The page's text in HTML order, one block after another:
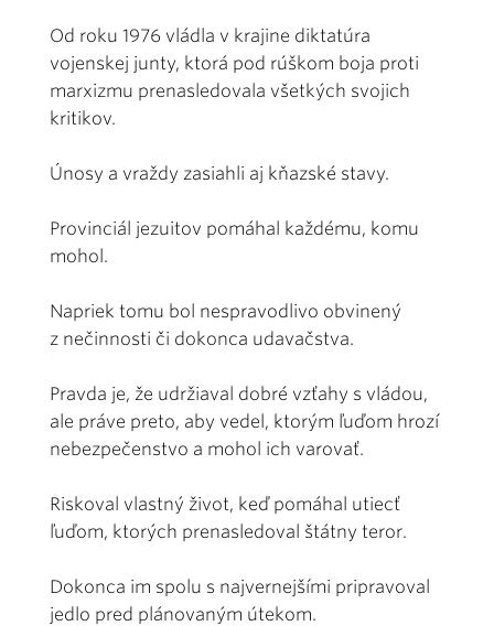
Od roku 1976 vládla v krajine diktatúra
vojenskej junty, ktorá pod rúškom boja proti
marxizmu prenasledovala všetkých svojich
kritikov.
Únosy a vraždy zasiahli aj kňazské stavy.
Provinciál jezuitov pomáhal každému, komu
mohol.
Napriek tomu bol nespravodlivo obvinený
z nečinnosti či dokonca udavačstva.
Pravda je, že udržiaval dobré vzťahy s vládou,
ale práve preto, aby vedel, ktorým ľuďom hrozí
nebezpečenstvo a mohol ich varovať.
Riskoval vlastný život, keď pomáhal utiecť
ľuďom, ktorých prenasledoval štátny teror.
Dokonca im spolu s najvernejšími pripravoval
jedlo pred plánovaným útekom.